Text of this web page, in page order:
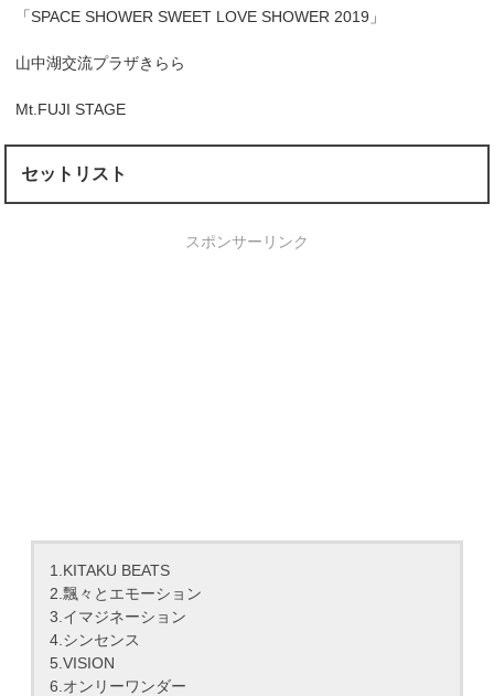
「SPACE SHOWER SWEET LOVE SHOWER 2019」
山中湖交流プラザきらら
Mt.FUJI STAGE
セットリスト
スポンサーリンク
1.KITAKU BEATS
2.飄々とエモーション
3.イマジネーション
4.シンセンス
5.VISION
6.オンリーワンダー